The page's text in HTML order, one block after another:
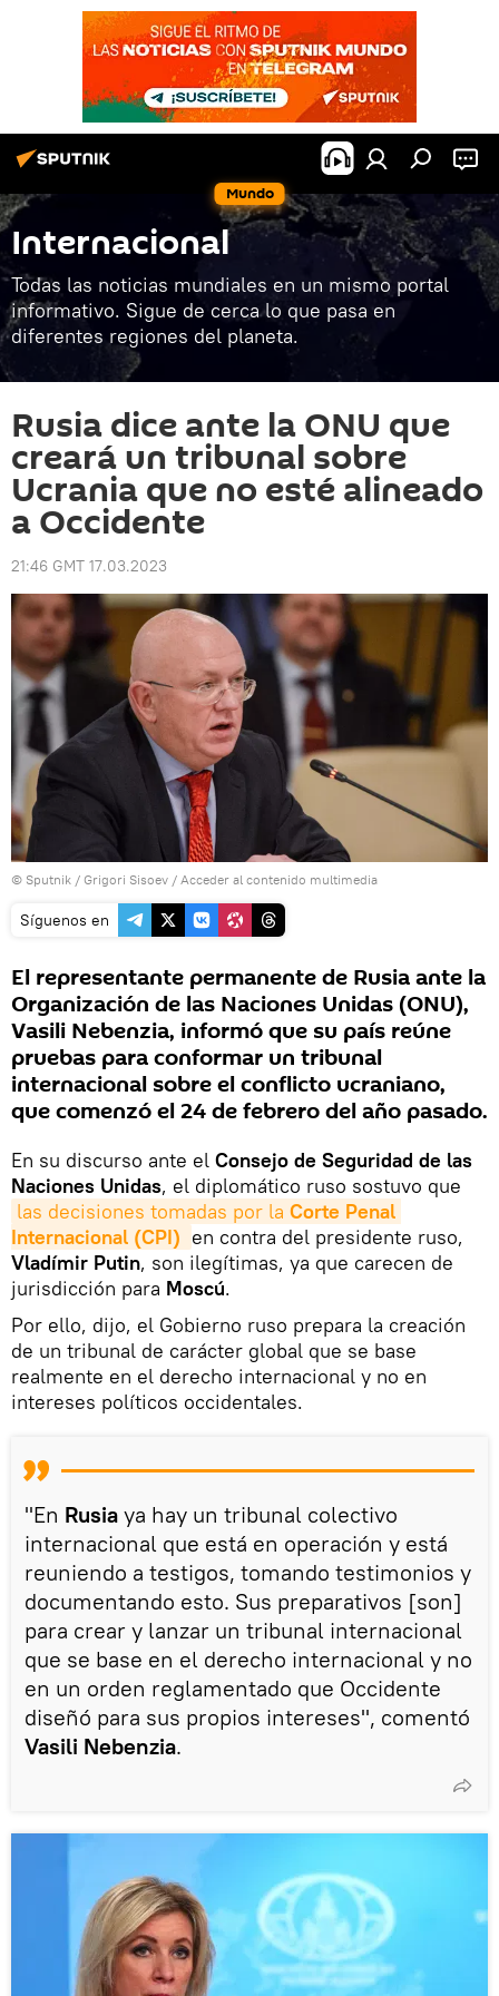
Mundo
Internacional
Todas las noticias mundiales en un mismo portal
informativo. Sigue de cerca lo que pasa en
diferentes regiones del planeta.
Rusia dice ante la ONU que
creará un tribunal sobre
Ucrania que no esté alineado
a Occidente
21:46 GMT 17.03.2023
© Sputnik / Grigori Sisoev / Acceder al contenido multimedia
Síguenos en
El representante permanente de Rusia ante la
Organización de las Naciones Unidas (ONU),
Vasili Nebenzia, informó que su país reúne
pruebas para conformar un tribunal
internacional sobre el conflicto ucraniano,
que comenzó el 24 de febrero del año pasado.
En su discurso ante el Consejo de Seguridad de las
Naciones Unidas, el diplomático ruso sostuvo que
las decisiones tomadas por la Corte Penal
Internacional (CPI) en contra del presidente ruso,
Vladímir Putin, son ilegítimas, ya que carecen de
jurisdicción para Moscú.
Por ello, dijo, el Gobierno ruso prepara la creación
de un tribunal de carácter global que se base
realmente en el derecho internacional y no en
intereses políticos occidentales.
"En Rusia ya hay un tribunal colectivo
internacional que está en operación y está
reuniendo a testigos, tomando testimonios y
documentando esto. Sus preparativos [son]
para crear y lanzar un tribunal internacional
que se base en el derecho internacional y no
en un orden reglamentado que Occidente
diseñó para sus propios intereses", comentó
Vasili Nebenzia.